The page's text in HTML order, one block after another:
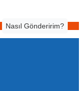
Nasıl Gönderirim?